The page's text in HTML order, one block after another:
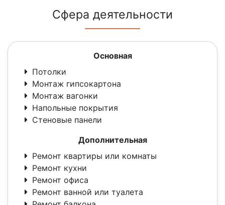
Сфера деятельности
Основная
Потолки
Монтаж гипсокартона
Монтаж вагонки
Напольные покрытия
Стеновые панели
Дополнительная
Ремонт квартиры или комнаты
Ремонт кухни
Ремонт офиса
Ремонт ванной или туалета